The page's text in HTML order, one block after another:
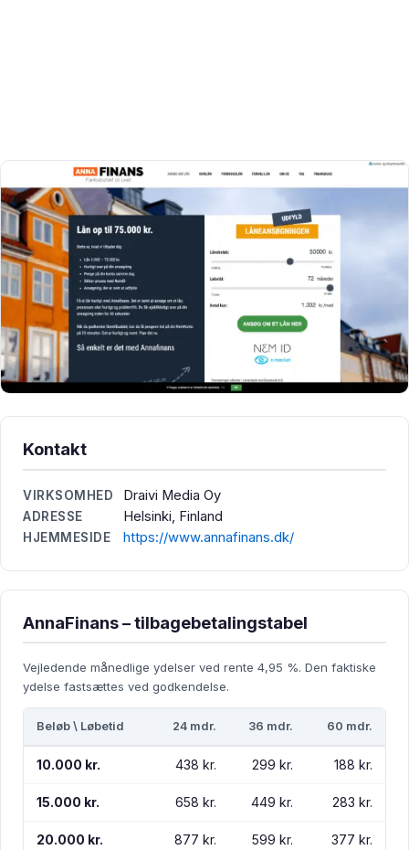
Kontakt
VIRKSOMHED Draivi Media Oy
ADRESSE Helsinki, Finland
HJEMMESIDE https://www.annafinans.dk/
AnnaFinans – tilbagebetalingstabel
Vejledende månedlige ydelser ved rente 4,95 %. Den faktiske
ydelse fastsættes ved godkendelse.
Beløb \ Løbetid 24 mdr. 36 mdr. 60 mdr.
10.000 kr. 438 kr. 299 kr. 188 kr.
15.000 kr. 658 kr. 449 kr. 283 kr.
20.000 kr. 877 kr. 599 kr. 377 kr.